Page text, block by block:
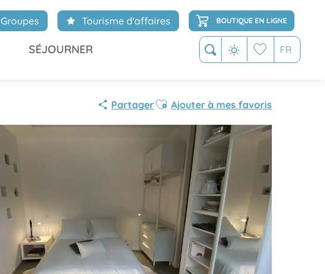
Recherche FR
Groupes Tourisme d'affaires BOUTIQUE EN LIGNE
SÉJOURNER
PartagerAjouter aux favoris
Ajouter à mes favoris